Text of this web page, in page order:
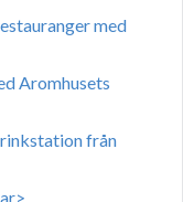
med
Aromhusets
från